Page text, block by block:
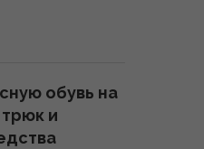
на
зоне
обувь на
и